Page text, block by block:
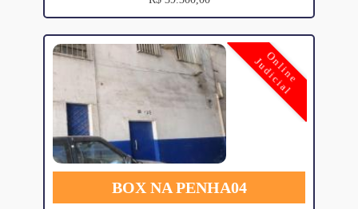
Online
Judicial
BOX NA PENHA04